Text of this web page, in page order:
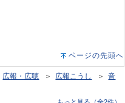
ページの先頭へ
広報・広聴 ＞ 広報こうし ＞音